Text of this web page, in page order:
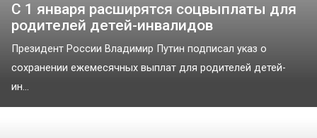
С 1 января расширятся соцвыплаты для
родителей детей-инвалидов
Президент России Владимир Путин подписал указ о
сохранении ежемесячных выплат для родителей детей-
ин...